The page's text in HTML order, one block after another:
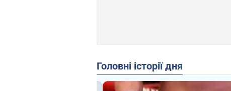
Головні історії дня